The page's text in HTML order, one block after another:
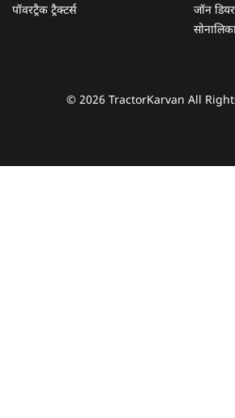
पॉवरट्रैक ट्रैक्टर्स
जॉन
© 2026 TractorKarvan All